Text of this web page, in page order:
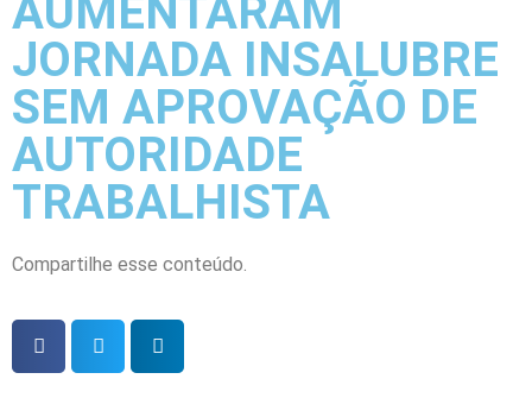
AUMENTARAM
JORNADA INSALUBRE
SEM APROVAÇÃO DE
AUTORIDADE
TRABALHISTA
Compartilhe esse conteúdo.